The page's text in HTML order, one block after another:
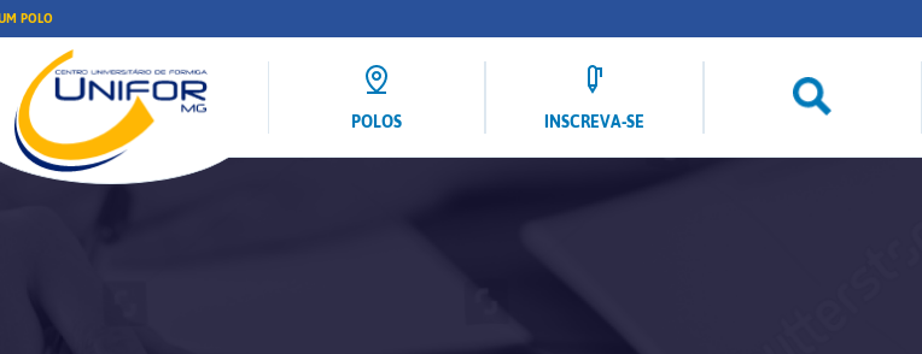
POLO
POLOS INSCREVA-SE